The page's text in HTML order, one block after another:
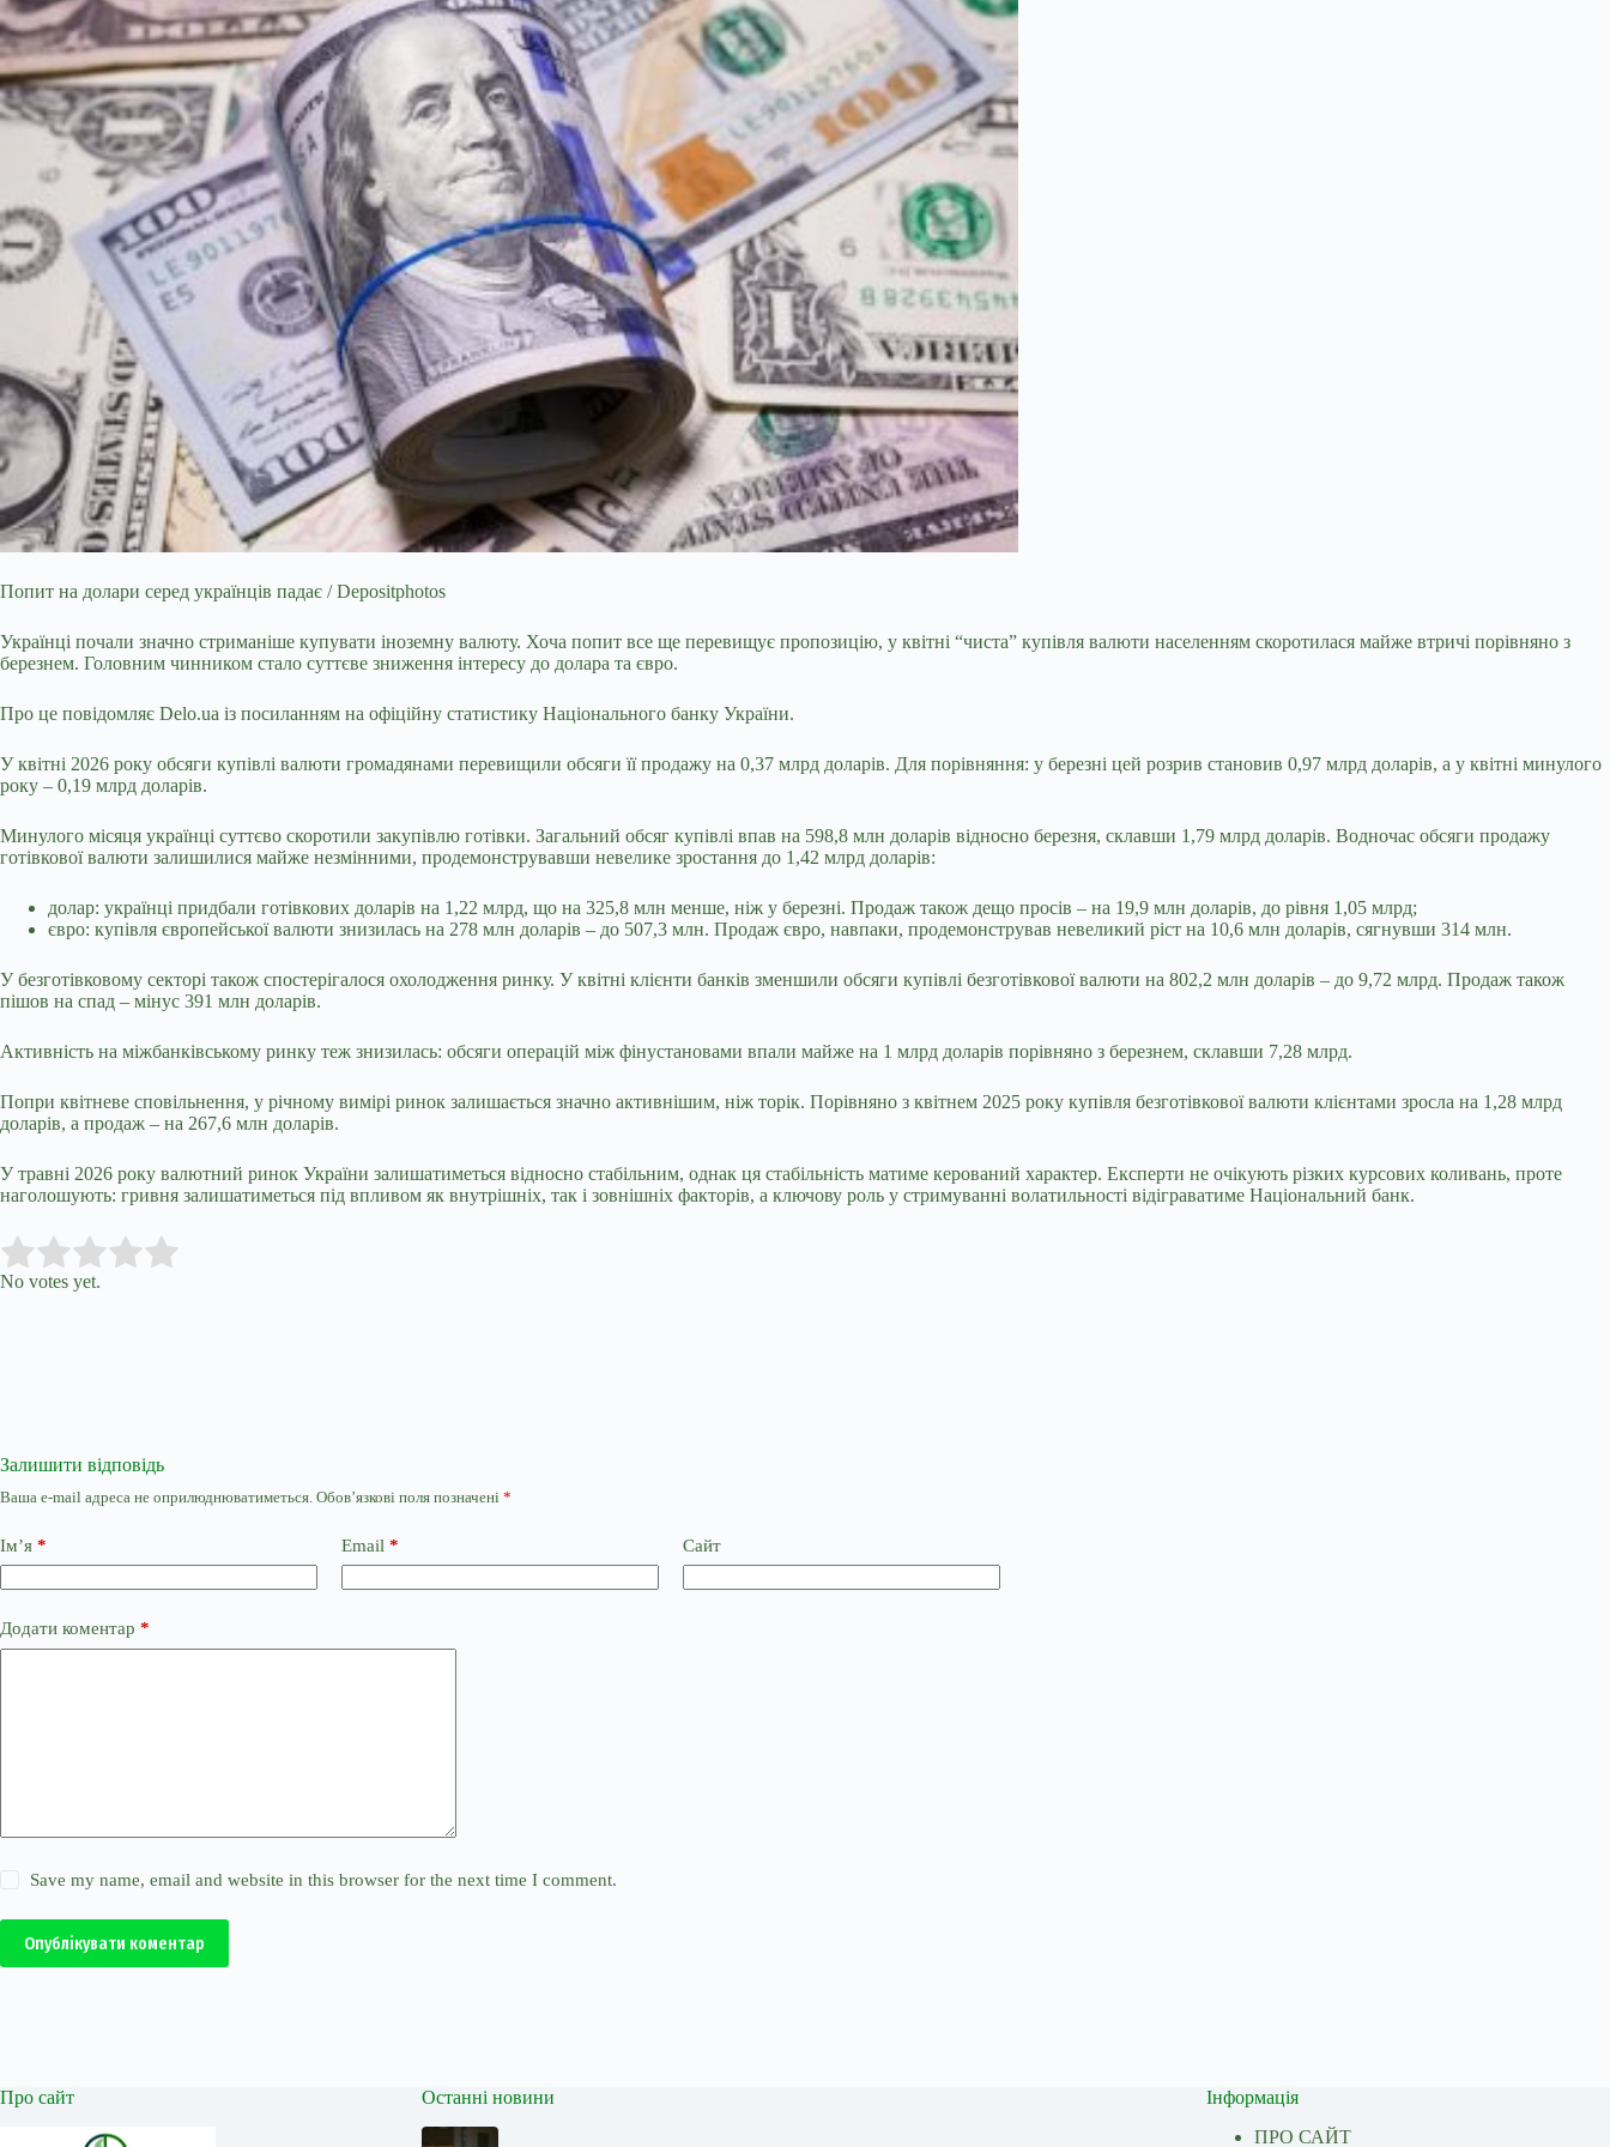
Попит на долари серед українців падає / Depositphotos
Українці почали значно стриманіше купувати іноземну валюту. Хоча попит все ще перевищує пропозицію, у квітні “чиста” купівля валюти населенням скоротилася майже втричі порівняно з
березнем. Головним чинником стало суттєве зниження інтересу до долара та євро.
Про це повідомляє Delo.ua із посиланням на офіційну статистику Національного банку України.
У квітні 2026 року обсяги купівлі валюти громадянами перевищили обсяги її продажу на 0,37 млрд доларів. Для порівняння: у березні цей розрив становив 0,97 млрд доларів, а у квітні минулого
року – 0,19 млрд доларів.
Минулого місяця українці суттєво скоротили закупівлю готівки. Загальний обсяг купівлі впав на 598,8 млн доларів відносно березня, склавши 1,79 млрд доларів. Водночас обсяги продажу
готівкової валюти залишилися майже незмінними, продемонструвавши невелике зростання до 1,42 млрд доларів:
долар: українці придбали готівкових доларів на 1,22 млрд, що на 325,8 млн менше, ніж у березні. Продаж також дещо просів – на 19,9 млн доларів, до рівня 1,05 млрд;
євро: купівля європейської валюти знизилась на 278 млн доларів – до 507,3 млн. Продаж євро, навпаки, продемонстрував невеликий ріст на 10,6 млн доларів, сягнувши 314 млн.
У безготівковому секторі також спостерігалося охолодження ринку. У квітні клієнти банків зменшили обсяги купівлі безготівкової валюти на 802,2 млн доларів – до 9,72 млрд. Продаж також
пішов на спад – мінус 391 млн доларів.
Активність на міжбанківському ринку теж знизилась: обсяги операцій між фінустановами впали майже на 1 млрд доларів порівняно з березнем, склавши 7,28 млрд.
Попри квітневе сповільнення, у річному вимірі ринок залишається значно активнішим, ніж торік. Порівняно з квітнем 2025 року купівля безготівкової валюти клієнтами зросла на 1,28 млрд
доларів, а продаж – на 267,6 млн доларів.
У травні 2026 року валютний ринок України залишатиметься відносно стабільним, однак ця стабільність матиме керований характер. Експерти не очікують різких курсових коливань, проте
наголошують: гривня залишатиметься під впливом як внутрішніх, так і зовнішніх факторів, а ключову роль у стримуванні волатильності відіграватиме Національний банк.
Rate this item:
No votes yet.
Залишити відповідь
Ваша e-mail адреса не оприлюднюватиметься. Обов’язкові поля позначені *
Ім’я * Email * Сайт
Додати коментар *
Save my name, email and website in this browser for the next time I comment.
Опублікувати коментар
Про сайт Останні новини
Інформація
ПРО САЙТ